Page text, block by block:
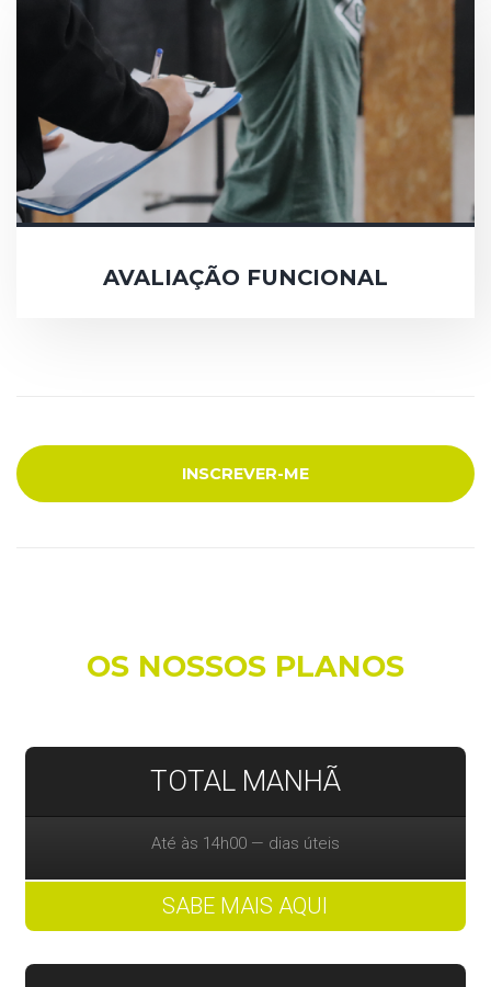
AVALIAÇÃO FUNCIONAL
INSCREVER-ME
OS NOSSOS PLANOS
TOTAL MANHÃ
Até às 14h00 — dias úteis
SABE MAIS AQUI